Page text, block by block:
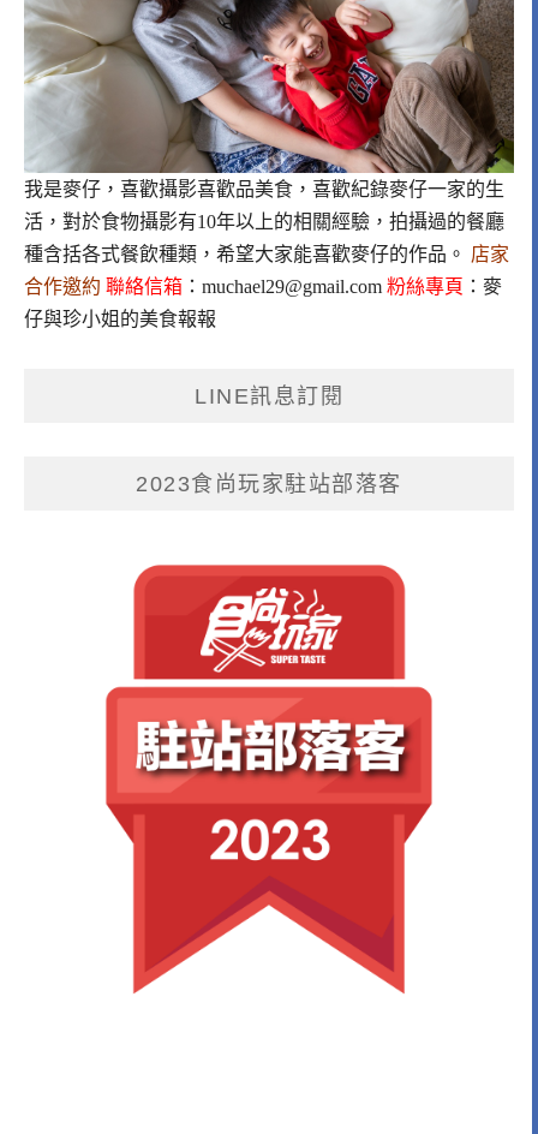
我是麥仔，喜歡攝影喜歡品美食，喜歡紀錄麥仔一家的生
活，對於食物攝影有10年以上的相關經驗，拍攝過的餐廳
種含括各式餐飲種類，希望大家能喜歡麥仔的作品。 店家
合作邀約 聯絡信箱 ： muchael29@gmail.com 粉絲專頁 ： 麥
仔與珍小姐的美食報報
LINE訊息訂閱
2023食尚玩家駐站部落客